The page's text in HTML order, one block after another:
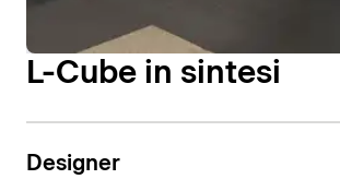
L-Cube in sintesi
Designer